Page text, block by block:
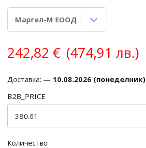
242,82 € (474,91 лв.)
Доставка: — 10.08.2026 (понеделник)
B2B_PRICE
Количество